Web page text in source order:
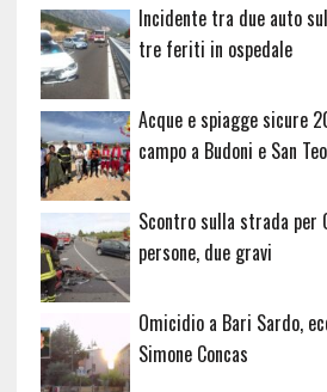
Incidente tra due auto
tre feriti in ospedale
Acque e spiagge sicure
campo a Budoni e San
Scontro sulla strada
persone, due gravi
Omicidio a Bari Sardo,
Simone Concas